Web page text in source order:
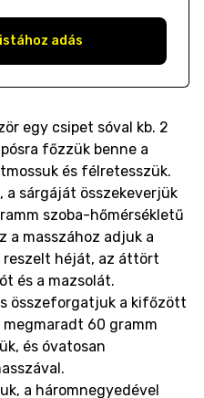
adás
egy csipet sóval kb. 2
főzzük benne a
és félretesszük.
sárgáját összekeverjük
szoba-hőmérsékletű
a masszához adjuk a
reszelt héját, az áttört
és a mazsolát.
összeforgatjuk a kifőzött
60 gramm
és óvatosan
a háromnegyedével